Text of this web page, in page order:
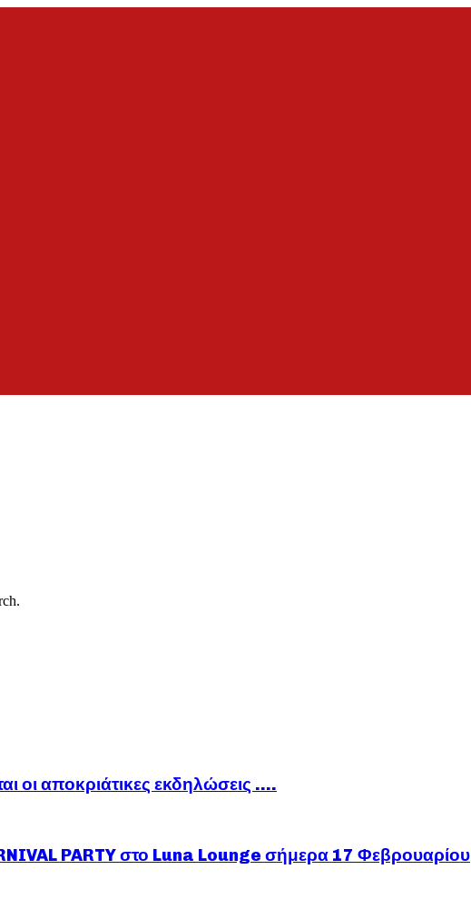
οι αποκριάτικες εκδηλώσεις ….
PARTY στο Luna Lounge σήμερα 17 Φεβρουαρίου